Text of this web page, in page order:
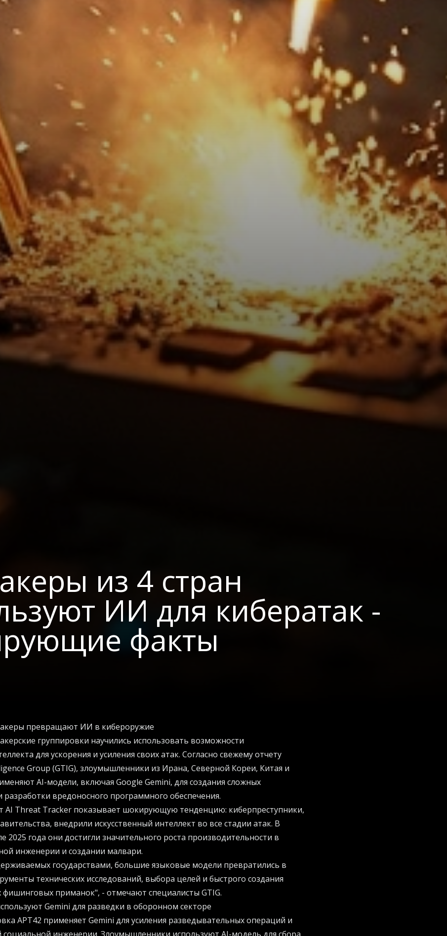
из 4 стран
ИИ для кибератак -
факты
превращают ИИ в кибероружие
группировки научились использовать возможности
для ускорения и усиления своих атак. Согласно свежему отчету
Group (GTIG), злоумышленники из Ирана, Северной Кореи, Китая и
AI-модели, включая Google Gemini, для создания сложных
вредоносного программного обеспечения.
AI Threat Tracker показывает шокирующую тенденцию: киберпреступники,
внедрили искусственный интеллект во все стадии атак. В
2025 года они достигли значительного роста производительности в
инженерии и создании малвари.
государствами, большие языковые модели превратились в
технических исследований, выбора целей и быстрого создания
приманок", - отмечают специалисты GTIG.
Gemini для разведки в оборонном секторе
APT42 применяет Gemini для усиления разведывательных операций и